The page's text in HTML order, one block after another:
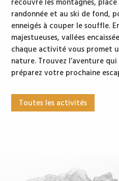
recouvre les montagnes,
randonnée et au ski de fond,
enneigés à couper le souffle.
majestueuses, vallées
chaque activité vous promet
nature. Trouvez l’aventure
préparez votre prochaine
Toutes les activités